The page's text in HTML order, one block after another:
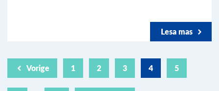
Lesa mas
Vorige 1 2 3 4 5